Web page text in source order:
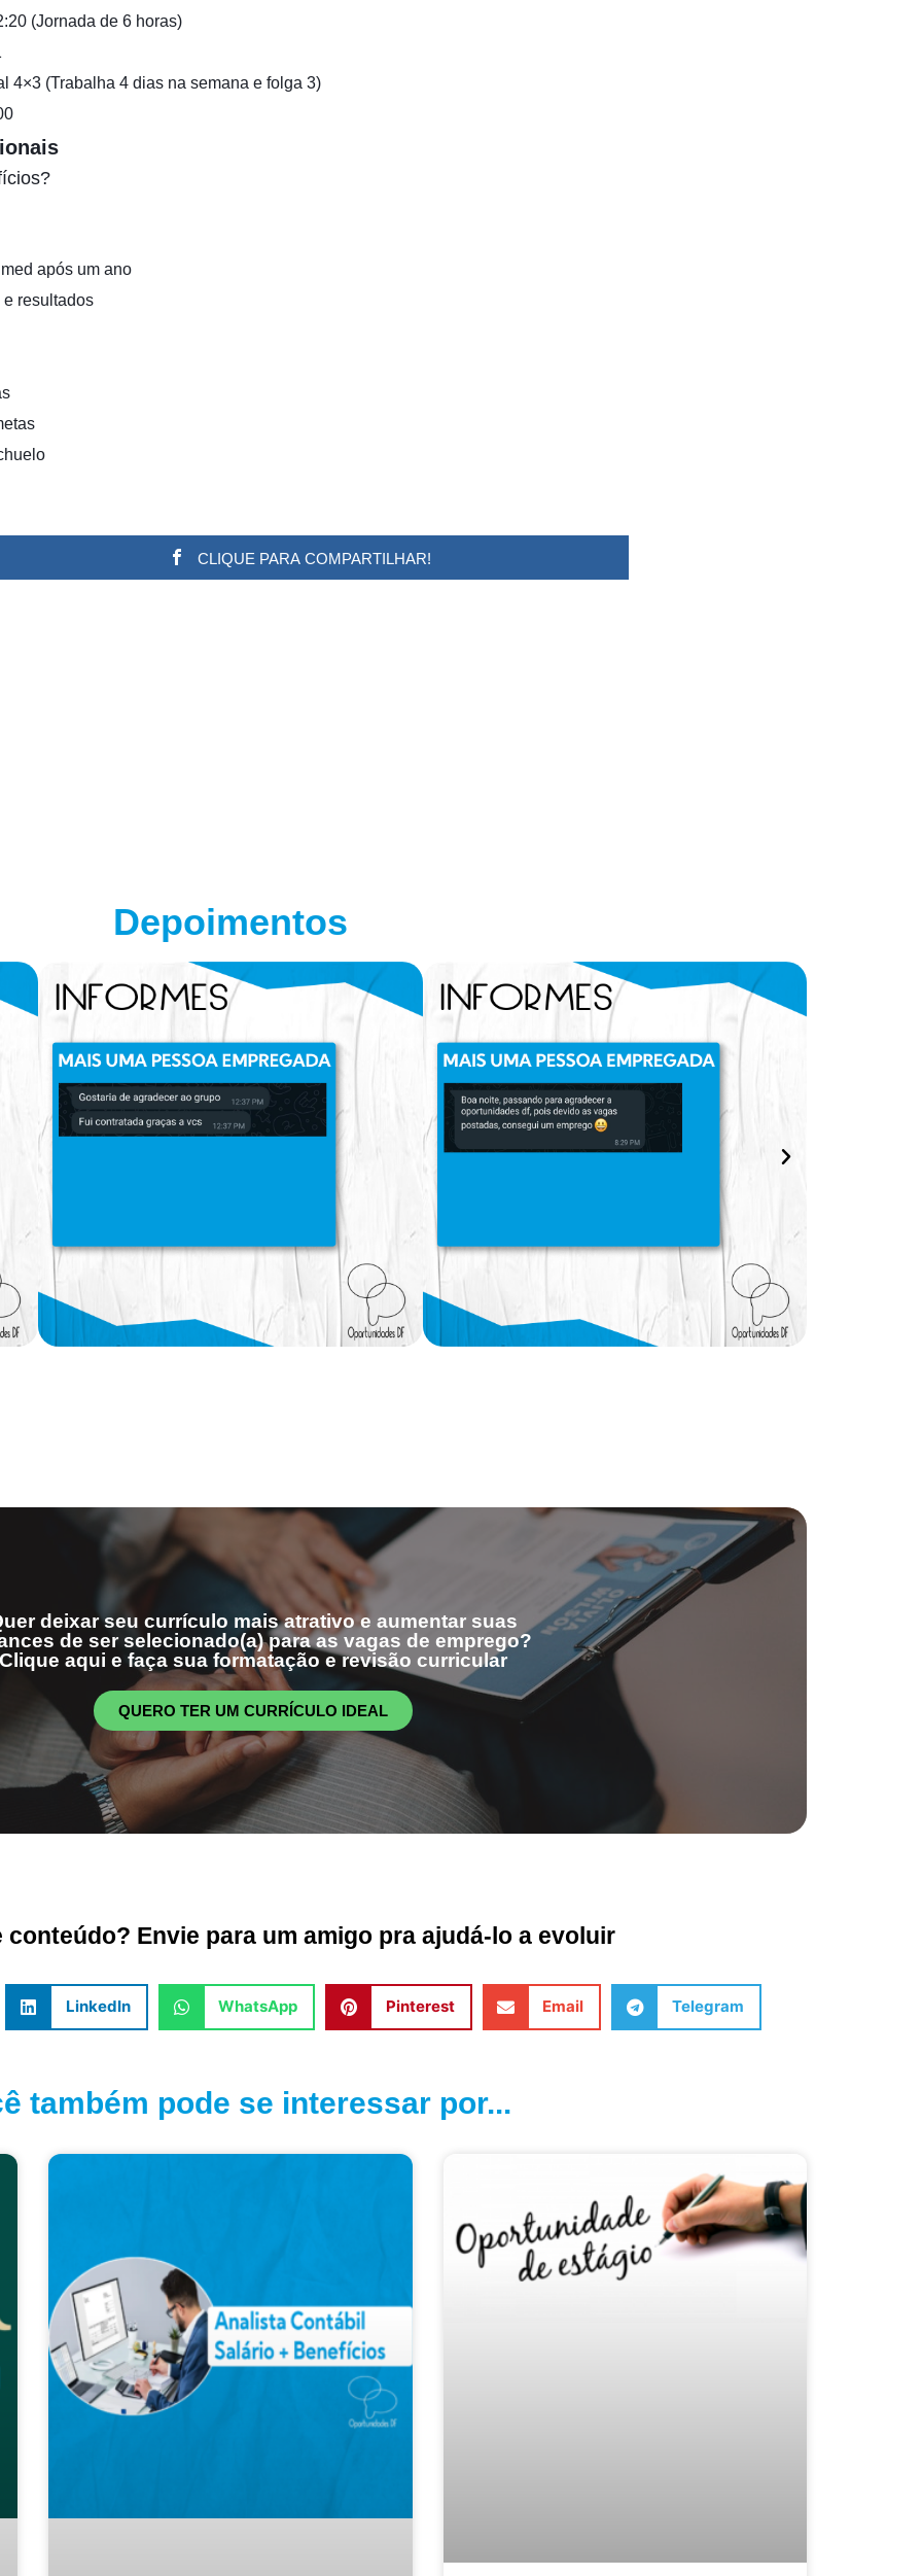
(Jornada de 6 horas)
4×3 (Trabalha 4 dias na semana e folga 3)
após um ano
resultados
CLIQUE PARA COMPARTILHAR!
Depoimentos
deixar seu currículo mais atrativo e aumentar suas
de ser selecionado(a) para as vagas de emprego?
aqui e faça sua formatação e revisão curricular
QUERO TER UM CURRÍCULO IDEAL
conteúdo? Envie para um amigo pra ajudá-lo a evoluir
LinkedIn WhatsApp Pinterest Email Telegram
também pode se interessar por...